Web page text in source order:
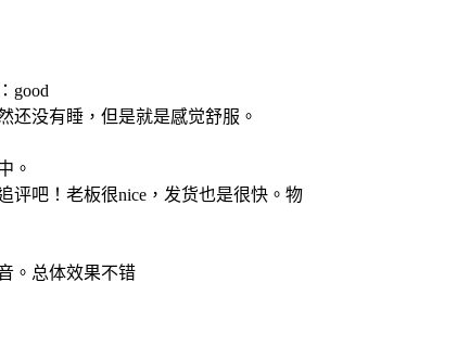
good
还没有睡，但是就是感觉舒服。
。
评吧！老板很nice，发货也是很快。物
。总体效果不错